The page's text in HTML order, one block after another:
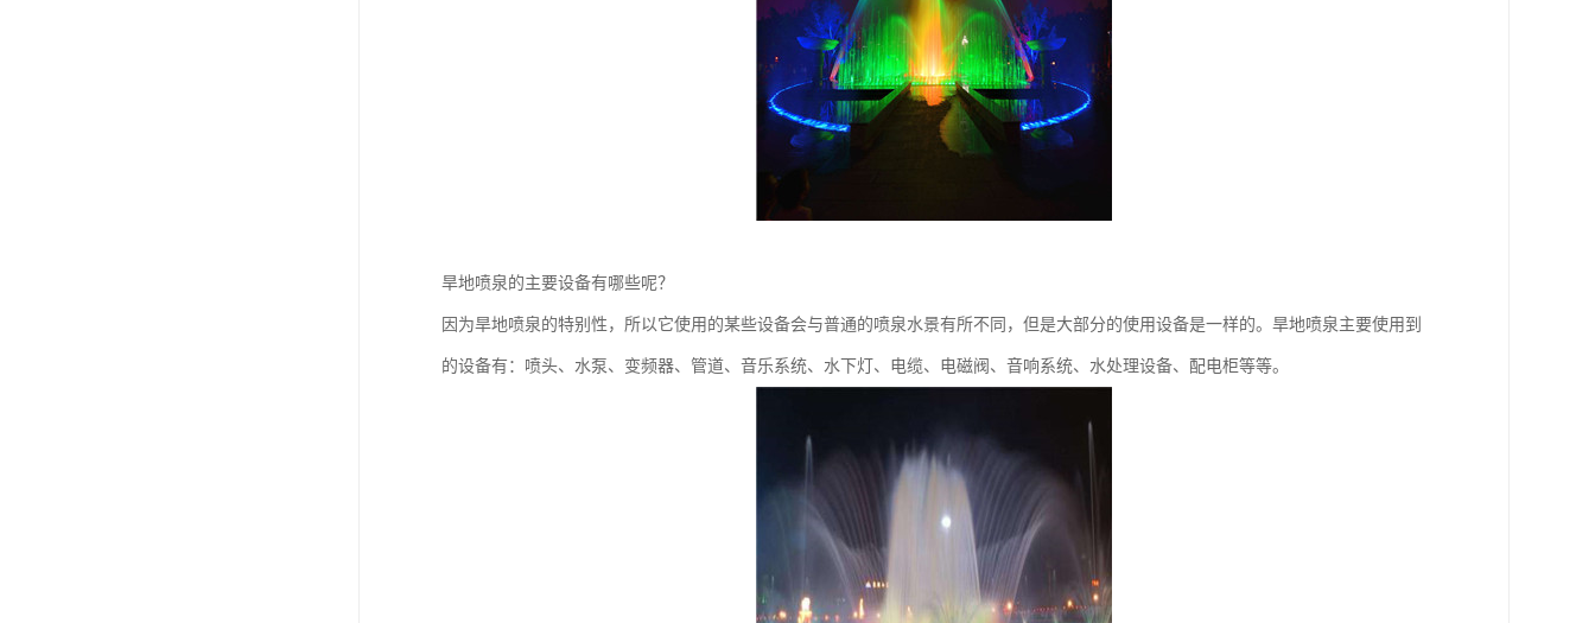
旱地喷泉的主要设备有哪些呢？
因为旱地喷泉的特别性，所以它使用的某些设备会与普通的喷泉水景有所不同，但是大部分的使用设备是一样的。旱地喷泉主要使用到
的设备有：喷头、水泵、变频器、管道、音乐系统、水下灯、电缆、电磁阀、音响系统、水处理设备、配电柜等等。